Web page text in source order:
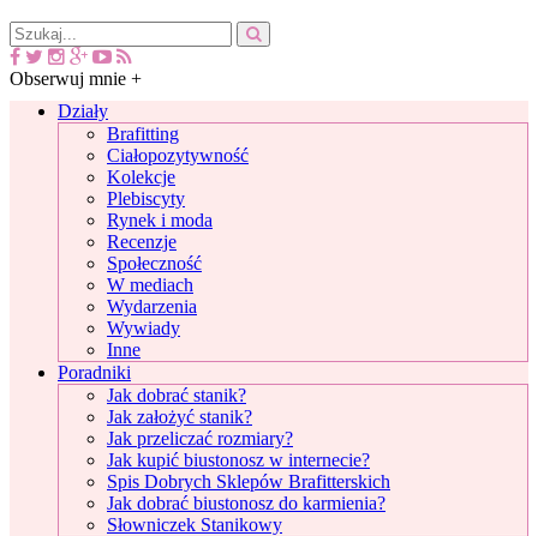
Obserwuj mnie +
Działy
Brafitting
Ciałopozytywność
Kolekcje
Plebiscyty
Rynek i moda
Recenzje
Społeczność
W mediach
Wydarzenia
Wywiady
Inne
Poradniki
Jak dobrać stanik?
Jak założyć stanik?
Jak przeliczać rozmiary?
Jak kupić biustonosz w internecie?
Spis Dobrych Sklepów Brafitterskich
Jak dobrać biustonosz do karmienia?
Słowniczek Stanikowy